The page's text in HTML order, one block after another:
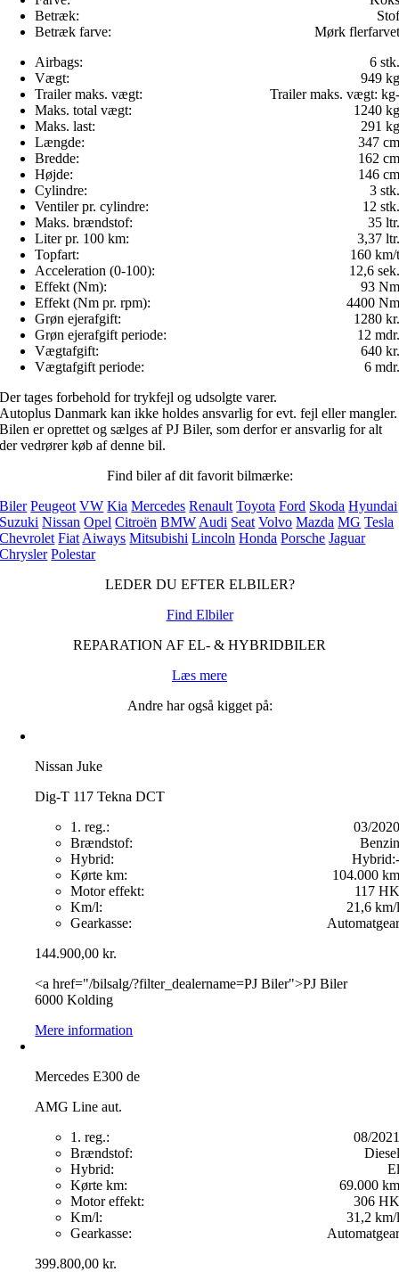
Betræk:
Stof
Betræk farve:
Mørk flerfarvet
Airbags:
6 stk.
Vægt:
949 kg
Trailer maks. vægt:
Trailer maks. vægt: -
kg
Maks. total vægt:
1240 kg
Maks. last:
291 kg
Længde:
347 cm
Bredde:
162 cm
Højde:
146 cm
Cylindre:
3 stk.
Ventiler pr. cylindre:
12 stk.
Maks. brændstof:
35 ltr.
Liter pr. 100 km:
3,37 ltr.
Topfart:
160 km/t
Acceleration (0-100):
12,6 sek.
Effekt (Nm):
93 Nm
Effekt (Nm pr. rpm):
4400 Nm
Grøn ejerafgift:
1280 kr.
Grøn ejerafgift periode:
12 mdr.
Vægtafgift:
640 kr.
Vægtafgift periode:
6 mdr.
Der tages forbehold for trykfejl og udsolgte varer.
Autoplus Danmark kan ikke holdes ansvarlig for evt. fejl eller mangler.
Bilen er oprettet og sælges af PJ Biler, som derfor er ansvarlig for alt
der vedrører køb af denne bil.
Find biler af dit favorit bilmærke:
Biler Peugeot VW Kia Mercedes Renault Toyota Ford Skoda Hyundai
Suzuki Nissan Opel Citroën BMW Audi Seat Volvo Mazda MG Tesla
Chevrolet Fiat Aiways Mitsubishi Lincoln Honda Porsche Jaguar
Chrysler Polestar
LEDER DU EFTER ELBILER?
Find Elbiler
REPARATION AF EL- & HYBRIDBILER
Læs mere
Andre har også kigget på:
Nissan Juke
Dig-T 117 Tekna DCT
1. reg.:
03/2020
Brændstof:
Benzin
Hybrid:
Hybrid:-
Kørte km:
104.000 km
Motor effekt:
117 HK
Km/l:
21,6 km/l
Gearkasse:
Automatgear
144.900,00kr.
<a href="/bilsalg/?filter_dealername=PJ Biler">PJ Biler
6000 Kolding
Mere information
Mercedes E300 de
AMG Line aut.
1. reg.:
08/2021
Brændstof:
Diesel
Hybrid:
El
Kørte km:
69.000 km
Motor effekt:
306 HK
Km/l:
31,2 km/l
Gearkasse:
Automatgear
399.800,00kr.